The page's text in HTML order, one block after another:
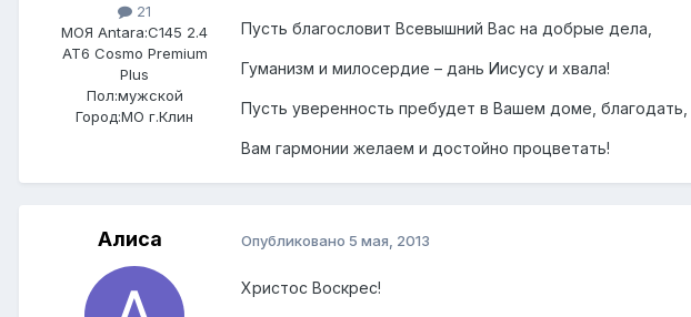
21
МОЯ Antara:C145 2.4
AT6 Cosmo Premium
Plus
Пол:мужской
Город:МО г.Клин
Пусть благословит Всевышний Вас на добрые дела,
Гуманизм и милосердие – дань Иисусу и хвала!
Пусть уверенность пребудет в Вашем доме, благодать,
Вам гармонии желаем и достойно процветать!
Алиса Опубликовано 5 мая, 2013
Христос Воскрес!